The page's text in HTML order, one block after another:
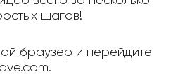
шагов!
браузер и перейдите